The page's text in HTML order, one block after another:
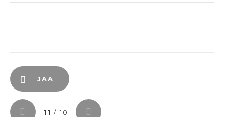
JAA
11 / 10